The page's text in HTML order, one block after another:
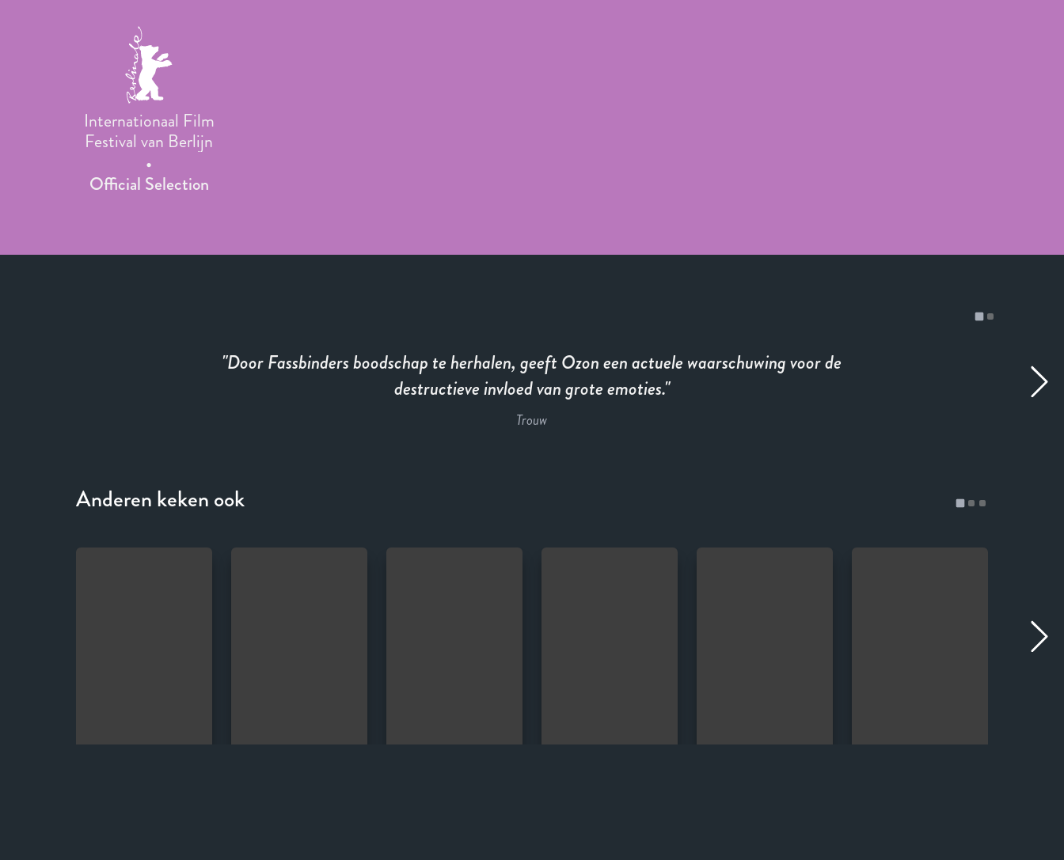
Internationaal Film
Festival van Berlijn
Official Selection
Door Fassbinders boodschap te herhalen, geeft Ozon een actuele waarschuwing voor de
destructieve invloed van grote emoties.
Trouw